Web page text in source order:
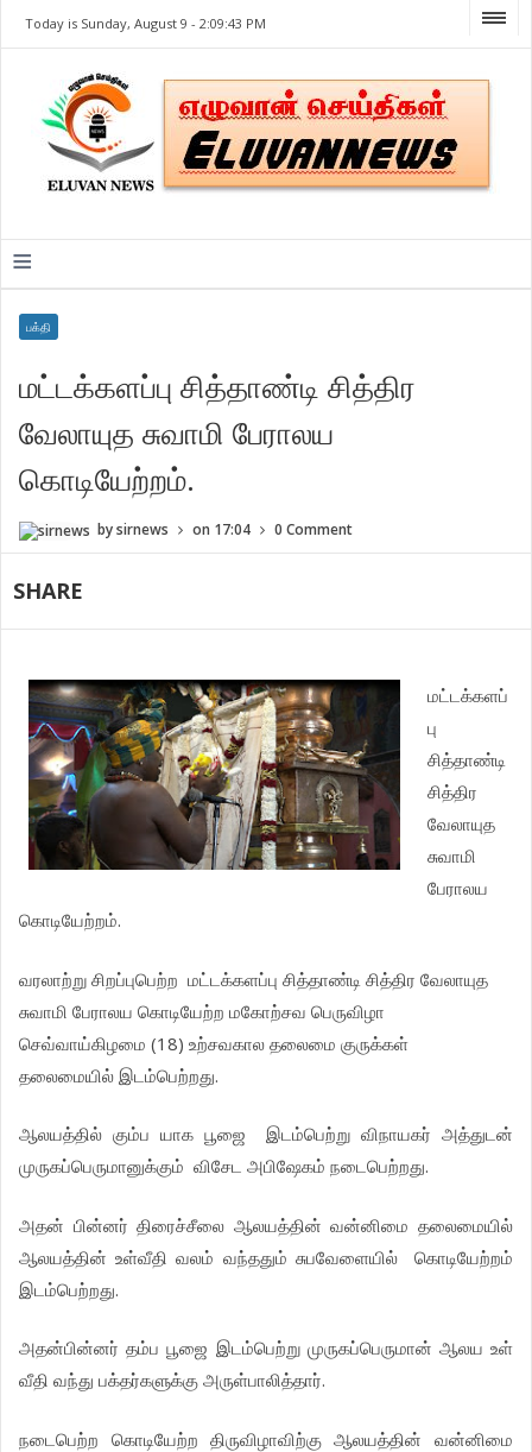
Today is Sunday, August 9 -2:09:43 PM
≡
பக்தி
மட்டக்களப்பு சித்தாண்டி சித்திர
வேலாயுத சுவாமி பேராலய
கொடியேற்றம்.
bysirnews on 17:04 0 Comment
SHARE
மட்டக்களப்
பு
சித்தாண்டி
சித்திர
வேலாயுத
சுவாமி
பேராலய
கொடியேற்றம்.
வரலாற்று சிறப்புபெற்ற மட்டக்களப்பு சித்தாண்டி சித்திர வேலாயுத
சுவாமி பேராலய கொடியேற்ற மகோற்சவ பெருவிழா
செவ்வாய்கிழமை (18) உற்சவகால தலைமை குருக்கள்
தலைமையில் இடம்பெற்றது.
ஆலயத்தில் கும்ப யாக பூஜை இடம்பெற்று விநாயகர் அத்துடன்
முருகப்பெருமானுக்கும் விசேட அபிஷேகம் நடைபெற்றது.
அதன் பின்னர் திரைச்சீலை ஆலயத்தின் வன்னிமை தலைமையில்
ஆலயத்தின் உள்வீதி வலம் வந்ததும் சுபவேளையில் கொடியேற்றம்
இடம்பெற்றது.
அதன்பின்னர் தம்ப பூஜை இடம்பெற்று முருகப்பெருமான் ஆலய உள்
வீதி வந்து பக்தர்களுக்கு அருள்பாலித்தார்.
நடைபெற்ற கொடியேற்ற திருவிழாவிற்கு ஆலயத்தின் வன்னிமை